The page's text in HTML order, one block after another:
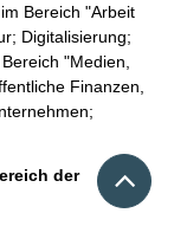
Bereich "Arbeit
Digitalisierung;
"Medien,
Finanzen,
der